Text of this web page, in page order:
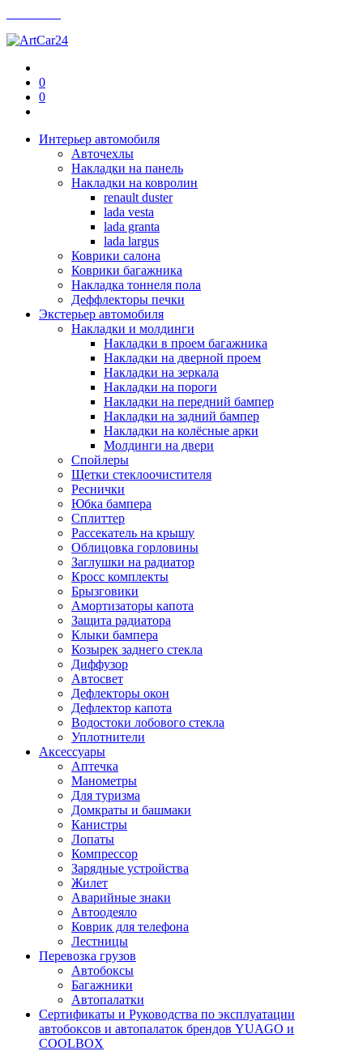
0
0
Интерьер автомобиля
Авточехлы
Накладки на панель
Накладки на ковролин
renault duster
lada vesta
lada granta
lada largus
Коврики салона
Коврики багажника
Накладка тоннеля пола
Деффлекторы печки
Экстерьер автомобиля
Накладки и молдинги
Накладки в проем багажника
Накладки на дверной проем
Накладки на зеркала
Накладки на пороги
Накладки на передний бампер
Накладки на задний бампер
Накладки на колёсные арки
Молдинги на двери
Спойлеры
Щетки стеклоочистителя
Реснички
Юбка бампера
Сплиттер
Рассекатель на крышу
Облицовка горловины
Заглушки на радиатор
Кросс комплекты
Брызговики
Амортизаторы капота
Защита радиатора
Клыки бампера
Козырек заднего стекла
Диффузор
Автосвет
Дефлекторы окон
Дефлектор капота
Водостоки лобового стекла
Уплотнители
Аксессуары
Аптечка
Манометры
Для туризма
Домкраты и башмаки
Канистры
Лопаты
Компрессор
Зарядные устройства
Жилет
Аварийные знаки
Автоодеяло
Коврик для телефона
Лестницы
Перевозка грузов
Автобоксы
Багажники
Автопалатки
Сертификаты и Руководства по эксплуатации
автобоксов и автопалаток брендов YUAGO и
COOLBOX